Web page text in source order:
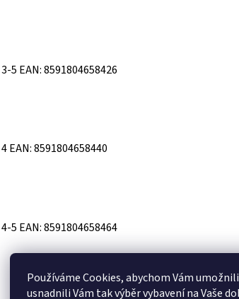
Používáme Cookies, abychom Vám
usnadnili Vám tak výběr vybavení na Vaše
5 EAN:8591804658426
EAN:8591804658440
5 EAN:8591804658464